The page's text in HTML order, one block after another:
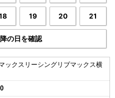
19 20 21
の日を確認
ックスリーシングリブマックス横